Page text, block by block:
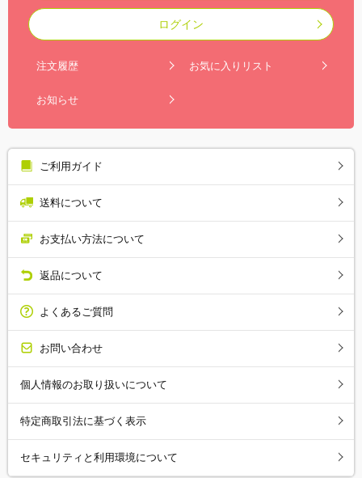
ログイン
注文履歴 お気に入りリスト
お知らせ
ご利用ガイド
送料について
お支払い方法について
返品について
よくあるご質問
お問い合わせ
個人情報のお取り扱いについて
特定商取引法に基づく表示
セキュリティと利用環境について